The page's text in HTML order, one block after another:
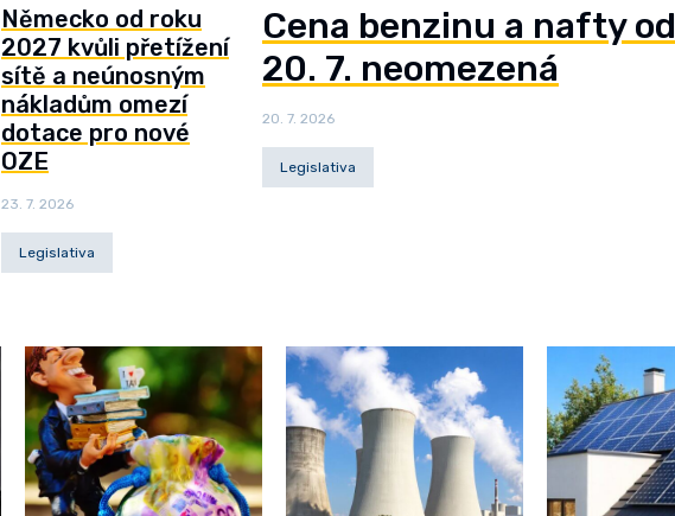
Německo od roku
2027 kvůli přetížení
sítě a neúnosným
nákladům omezí
dotace pro nové
OZE
23. 7. 2026
Legislativa
Cena benzinu a nafty od
20. 7. neomezená
20. 7. 2026
Legislativa